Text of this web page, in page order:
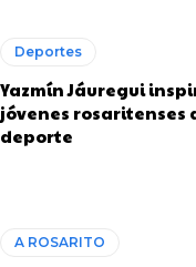
Deportes
Yazmín Jáuregui
jóvenes rosaritenses
deporte
A ROSARITO